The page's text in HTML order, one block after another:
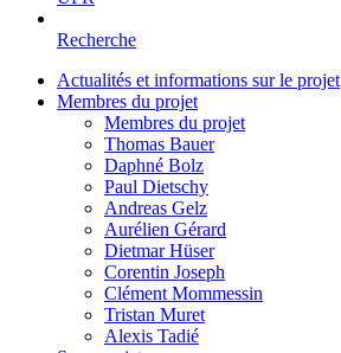
Recherche
Actualités et informations sur le projet
Membres du projet
Membres du projet
Thomas Bauer
Daphné Bolz
Paul Dietschy
Andreas Gelz
Aurélien Gérard
Dietmar Hüser
Corentin Joseph
Clément Mommessin
Tristan Muret
Alexis Tadié